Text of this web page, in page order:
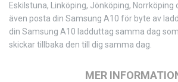
Eskilstuna, Linköping, Jönköping, Norrköping
även posta din Samsung A10 för byte av
din Samsung A10 ladduttag samma dag
skickar tillbaka den till dig samma dag.
MER